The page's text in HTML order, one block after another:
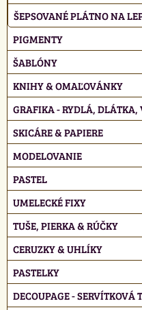
ŠEPSOVANÉ PLÁTNO NA
PIGMENTY
ŠABLÓNY
KNIHY & OMAĽOVÁNKY
GRAFIKA - RYDLÁ,
SKICÁRE & PAPIERE
MODELOVANIE
PASTEL
UMELECKÉ FIXY
TUŠE, PIERKA & RÚČKY
CERUZKY & UHLÍKY
PASTELKY
DECOUPAGE - SERVÍTKOVÁ